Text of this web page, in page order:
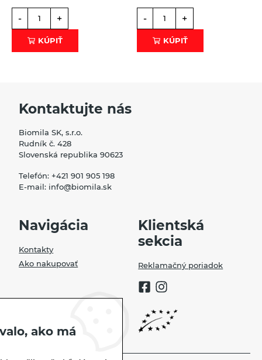
- +
KÚPIŤ
- +
KÚPIŤ
Kontaktujte nás
Biomila SK, s.r.o.
Rudník č. 428
Slovenská republika 90623
Telefón: +421 901 905 198
E-mail: info@biomila.sk
Navigácia
Kontakty
Ako nakupovať
Klientská
sekcia
Reklamačný poriadok
ako má